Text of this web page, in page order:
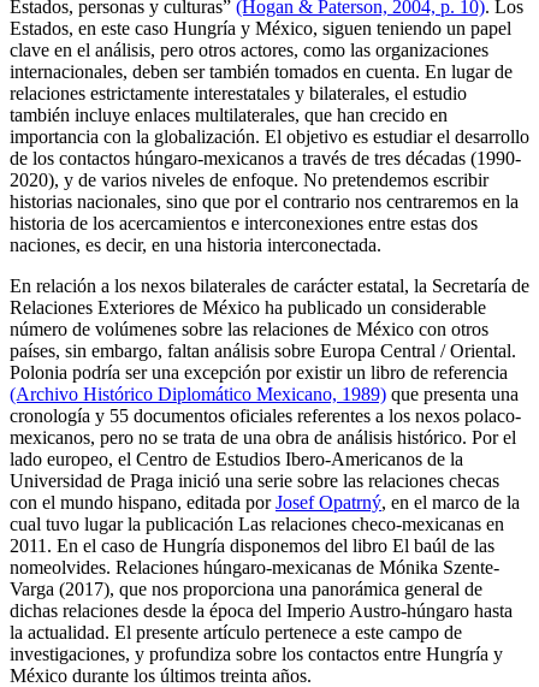
Estados, personas y culturas” (Hogan & Paterson, 2004, p. 10). Los
Estados, en este caso Hungría y México, siguen teniendo un papel
clave en el análisis, pero otros actores, como las organizaciones
internacionales, deben ser también tomados en cuenta. En lugar de
relaciones estrictamente interestatales y bilaterales, el estudio
también incluye enlaces multilaterales, que han crecido en
importancia con la globalización. El objetivo es estudiar el desarrollo
de los contactos húngaro-mexicanos a través de tres décadas (1990-
2020), y de varios niveles de enfoque. No pretendemos escribir
historias nacionales, sino que por el contrario nos centraremos en la
historia de los acercamientos e interconexiones entre estas dos
naciones, es decir, en una historia interconectada.
En relación a los nexos bilaterales de carácter estatal, la Secretaría de
Relaciones Exteriores de México ha publicado un considerable
número de volúmenes sobre las relaciones de México con otros
países, sin embargo, faltan análisis sobre Europa Central / Oriental.
Polonia podría ser una excepción por existir un libro de referencia
(Archivo Histórico Diplomático Mexicano, 1989) que presenta una
cronología y 55 documentos oficiales referentes a los nexos polaco-
mexicanos, pero no se trata de una obra de análisis histórico. Por el
lado europeo, el Centro de Estudios Ibero-Americanos de la
Universidad de Praga inició una serie sobre las relaciones checas
con el mundo hispano, editada porJosef Opatrný, en el marco de la
cual tuvo lugar la publicación Las relaciones checo-mexicanas en
2011. En el caso de Hungría disponemos del libro El baúl de las
nomeolvides. Relaciones húngaro-mexicanas de Mónika Szente-
Varga (2017), que nos proporciona una panorámica general de
dichas relaciones desde la época del Imperio Austro-húngaro hasta
la actualidad. El presente artículo pertenece a este campo de
investigaciones, y profundiza sobre los contactos entre Hungría y
México durante los últimos treinta años.